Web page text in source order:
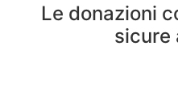
Le donazioni
sicure